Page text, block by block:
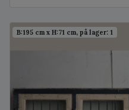
B:195 cm x H:71 cm, på lager: 1